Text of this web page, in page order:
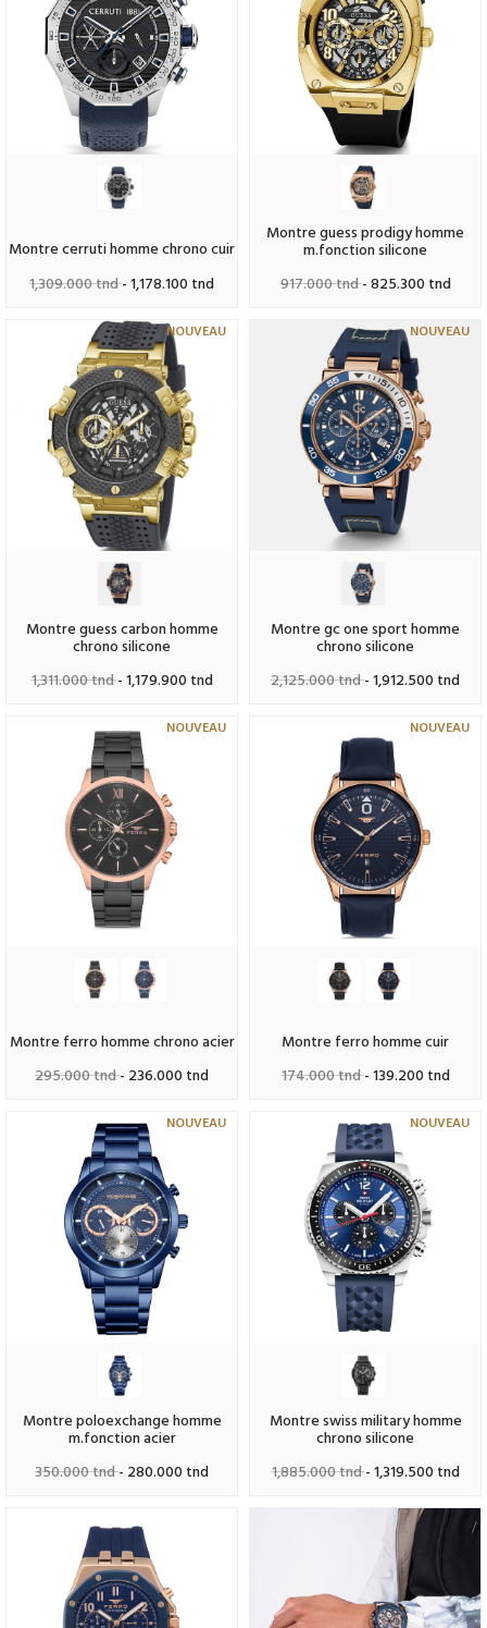
montre cerruti homme chrono cuir
1,309.000 tnd- 1,178.100 tnd
montre guess prodigy homme
m.fonction silicone
917.000 tnd- 825.300 tnd
montre guess carbon homme
chrono silicone
1,311.000 tnd- 1,179.900 tnd
NOUVEAU
montre gc one sport homme
chrono silicone
2,125.000 tnd- 1,912.500 tnd
NOUVEAU
montre ferro homme chrono acier
295.000 tnd- 236.000 tnd
NOUVEAU
montre ferro homme cuir
174.000 tnd- 139.200 tnd
NOUVEAU
montre poloexchange homme
m.fonction acier
350.000 tnd- 280.000 tnd
NOUVEAU
montre swiss military homme
chrono silicone
1,885.000 tnd- 1,319.500 tnd
NOUVEAU